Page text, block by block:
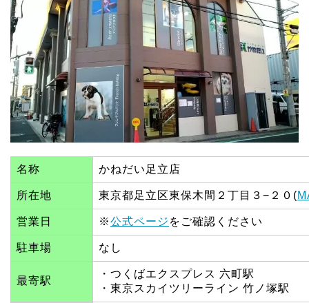
名称 かねだい足立店
所在地 東京都足立区東保木間２丁目３−２０(
営業日 ※公式ページ をご確認ください
駐車場 なし
最寄駅
・つくばエクスプレス 六町駅
・東京スカイツリーライン 竹ノ塚駅